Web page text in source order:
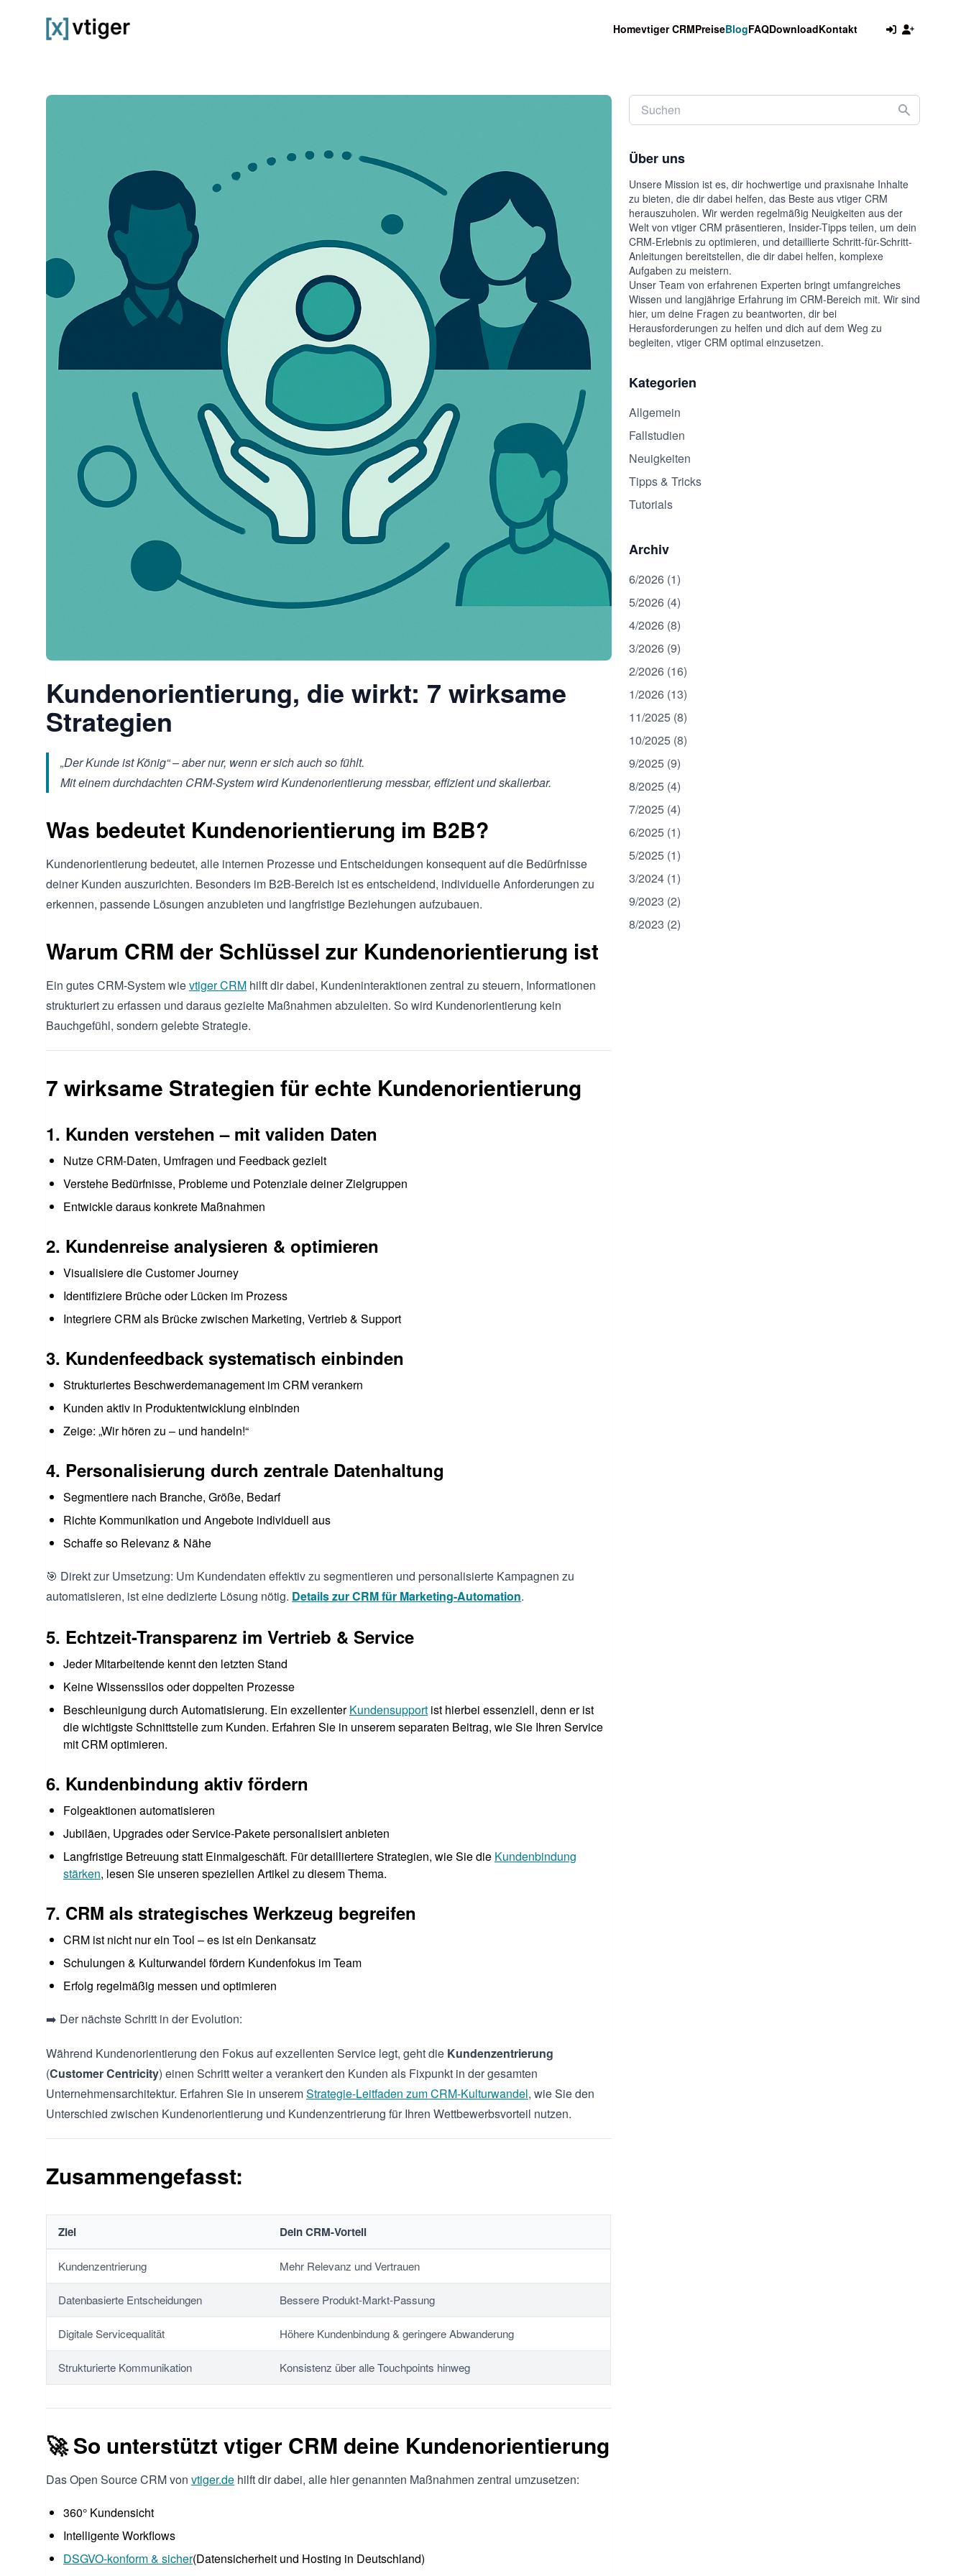
vtiger CRM Homevtiger CRMPreiseBlogFAQDownloadKontakt
Kundenorientierung, die wirkt: 7 wirksame
Strategien
„Der Kunde ist König“ – aber nur, wenn er sich auch so fühlt.
Mit einem durchdachten CRM-System wird Kundenorientierung messbar, effizient und skalierbar.
Was bedeutet Kundenorientierung im B2B?
Kundenorientierung bedeutet, alle internen Prozesse und Entscheidungen konsequent auf die Bedürfnisse
deiner Kunden auszurichten. Besonders im B2B-Bereich ist es entscheidend, individuelle Anforderungen zu
erkennen, passende Lösungen anzubieten und langfristige Beziehungen aufzubauen.
Warum CRM der Schlüssel zur Kundenorientierung ist
Ein gutes CRM-System wievtiger CRM hilft dir dabei, Kundeninteraktionen zentral zu steuern, Informationen
strukturiert zu erfassen und daraus gezielte Maßnahmen abzuleiten. So wird Kundenorientierung kein
Bauchgefühl, sondern gelebte Strategie.
7 wirksame Strategien für echte Kundenorientierung
1. Kunden verstehen – mit validen Daten
Nutze CRM-Daten, Umfragen und Feedback gezielt
Verstehe Bedürfnisse, Probleme und Potenziale deiner Zielgruppen
Entwickle daraus konkrete Maßnahmen
2. Kundenreise analysieren & optimieren
Visualisiere die Customer Journey
Identifiziere Brüche oder Lücken im Prozess
Integriere CRM als Brücke zwischen Marketing, Vertrieb & Support
3. Kundenfeedback systematisch einbinden
Strukturiertes Beschwerdemanagement im CRM verankern
Kunden aktiv in Produktentwicklung einbinden
Zeige: „Wir hören zu – und handeln!“
4. Personalisierung durch zentrale Datenhaltung
Segmentiere nach Branche, Größe, Bedarf
Richte Kommunikation und Angebote individuell aus
Schaffe so Relevanz & Nähe
🎯 Direkt zur Umsetzung: Um Kundendaten effektiv zu segmentieren und personalisierte Kampagnen zu
automatisieren, ist eine dedizierte Lösung nötig. Details zur CRM für Marketing-Automation.
5. Echtzeit-Transparenz im Vertrieb & Service
Jeder Mitarbeitende kennt den letzten Stand
Keine Wissenssilos oder doppelten Prozesse
Beschleunigung durch Automatisierung. Ein exzellenterKundensupport ist hierbei essenziell, denn er ist
die wichtigste Schnittstelle zum Kunden. Erfahren Sie in unserem separaten Beitrag, wie Sie Ihren Service
mit CRM optimieren.
6. Kundenbindung aktiv fördern
Folgeaktionen automatisieren
Jubiläen, Upgrades oder Service-Pakete personalisiert anbieten
Langfristige Betreuung statt Einmalgeschäft. Für detailliertere Strategien, wie Sie die Kundenbindung
stärken, lesen Sie unseren speziellen Artikel zu diesem Thema.
7. CRM als strategisches Werkzeug begreifen
CRM ist nicht nur ein Tool – es ist ein Denkansatz
Schulungen & Kulturwandel fördern Kundenfokus im Team
Erfolg regelmäßig messen und optimieren
➡️ Der nächste Schritt in der Evolution:
Während Kundenorientierung den Fokus auf exzellenten Service legt, geht die Kundenzentrierung
(Customer Centricity) einen Schritt weiter a verankert den Kunden als Fixpunkt in der gesamten
Unternehmensarchitektur. Erfahren Sie in unseremStrategie-Leitfaden zum CRM-Kulturwandel, wie Sie den
Unterschied zwischen Kundenorientierung und Kundenzentrierung für Ihren Wettbewerbsvorteil nutzen.
Zusammengefasst:
Ziel Dein CRM-Vorteil
Kundenzentrierung Mehr Relevanz und Vertrauen
Datenbasierte Entscheidungen Bessere Produkt-Markt-Passung
Digitale Servicequalität Höhere Kundenbindung & geringere Abwanderung
Strukturierte Kommunikation Konsistenz über alle Touchpoints hinweg
🚀 So unterstützt vtiger CRM deine Kundenorientierung
Das Open Source CRM von vtiger.de hilft dir dabei, alle hier genannten Maßnahmen zentral umzusetzen:
360° Kundensicht
Intelligente Workflows
DSGVO-konform & sicher(Datensicherheit und Hosting in Deutschland)
Über uns
Unsere Mission ist es, dir hochwertige und praxisnahe Inhalte
zu bieten, die dir dabei helfen, das Beste aus vtiger CRM
herauszuholen. Wir werden regelmäßig Neuigkeiten aus der
Welt von vtiger CRM präsentieren, Insider-Tipps teilen, um dein
CRM-Erlebnis zu optimieren, und detaillierte Schritt-für-Schritt-
Anleitungen bereitstellen, die dir dabei helfen, komplexe
Aufgaben zu meistern.
Unser Team von erfahrenen Experten bringt umfangreiches
Wissen und langjährige Erfahrung im CRM-Bereich mit. Wir sind
hier, um deine Fragen zu beantworten, dir bei
Herausforderungen zu helfen und dich auf dem Weg zu
begleiten, vtiger CRM optimal einzusetzen.
Kategorien
Allgemein
Fallstudien
Neuigkeiten
Tipps & Tricks
Tutorials
Archiv
6/2026 (1)
5/2026 (4)
4/2026 (8)
3/2026 (9)
2/2026 (16)
1/2026 (13)
11/2025 (8)
10/2025 (8)
9/2025 (9)
8/2025 (4)
7/2025 (4)
6/2025 (1)
5/2025 (1)
3/2024 (1)
9/2023 (2)
8/2023 (2)